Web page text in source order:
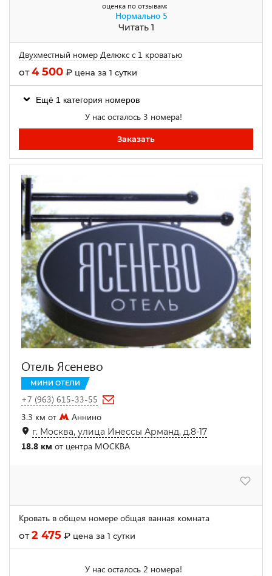
оценка по отзывам:
Нормально 5
Читать 1
Двухместный номер Делюкс с 1 кроватью
от4 500 ₽ цена за 1 сутки
Ещё 1 категория номеров
У нас осталось 3 номера!
Заказать
Отель Ясенево
МИНИ ОТЕЛИ
+7 (963) 615-33-55
3.3 км от
Аннино
г. Москва, улица Инессы Арманд, д.8-17
18.8 км от центра МОСКВА
Кровать в общем номере общая ванная комната
от2 475 ₽ цена за 1 сутки
У нас осталось 2 номера!